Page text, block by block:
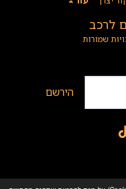
לרכב
הירשם